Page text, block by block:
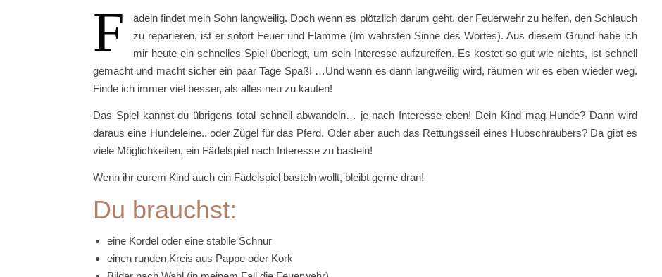
F
ädeln findet mein Sohn langweilig. Doch wenn es plötzlich darum geht, der Feuerwehr zu helfen, den Schlauch
zu reparieren, ist er sofort Feuer und Flamme (Im wahrsten Sinne des Wortes). Aus diesem Grund habe ich
mir heute ein schnelles Spiel überlegt, um sein Interesse aufzureifen. Es kostet so gut wie nichts, ist schnell
gemacht und macht sicher ein paar Tage Spaß! …Und wenn es dann langweilig wird, räumen wir es eben wieder weg.
Finde ich immer viel besser, als alles neu zu kaufen!
Das Spiel kannst du übrigens total schnell abwandeln… je nach Interesse eben! Dein Kind mag Hunde? Dann wird
daraus eine Hundeleine.. oder Zügel für das Pferd. Oder aber auch das Rettungsseil eines Hubschraubers? Da gibt es
viele Möglichkeiten, ein Fädelspiel nach Interesse zu basteln!
Wenn ihr eurem Kind auch ein Fädelspiel basteln wollt, bleibt gerne dran!
Du brauchst:
eine Kordel oder eine stabile Schnur
einen runden Kreis aus Pappe oder Kork